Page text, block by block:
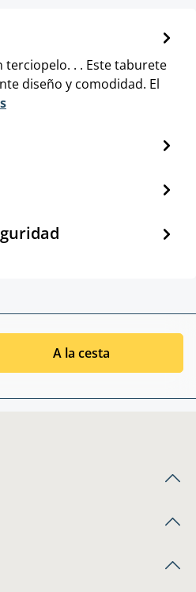
terciopelo. . . Este taburete
diseño y comodidad. El
A la cesta